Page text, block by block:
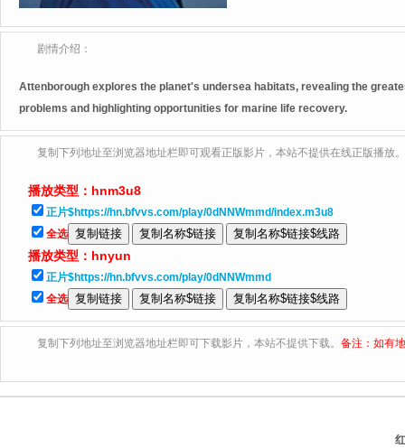
剧情介绍：
Attenborough explores the planet's undersea habitats, revealing the
problems and highlighting opportunities for marine life recovery.
复制下列地址至浏览器地址栏即可观看正版影片，本站不提供在线正版播放。
播放类型： hnm3u8
正片$https://hn.bfvvs.com/play/0dNNWmmd/index.m3u8
全选
播放类型： hnyun
正片$https://hn.bfvvs.com/play/0dNNWmmd
全选
复制下列地址至浏览器地址栏即可下载影片，本站不提供下载。 备注：如有